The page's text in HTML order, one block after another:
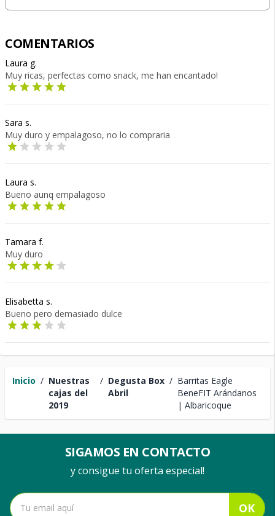
Inicio / Nuestras
cajas del
2019
/ Degusta Box
Abril
/ Barritas Eagle
BeneFIT Arándanos
| Albaricoque
COMENTARIOS
Laura g.
Muy ricas, perfectas como snack, me han encantado!
Sara s.
Muy duro y empalagoso, no lo compraria
Laura s.
Bueno aunq empalagoso
Tamara f.
Muy duro
Elisabetta s.
Bueno pero demasiado dulce
SIGAMOS EN CONTACTO
y consigue tu oferta especial!
OK